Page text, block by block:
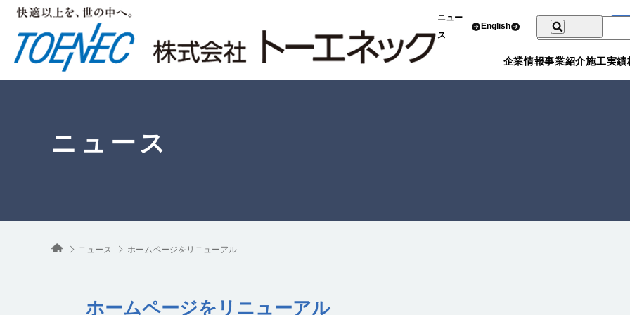
ニュー
ス
English
企業情報事業紹介施工実績
ニュース
ニュース ホームページをリニューアル
ホームページをリニューアル